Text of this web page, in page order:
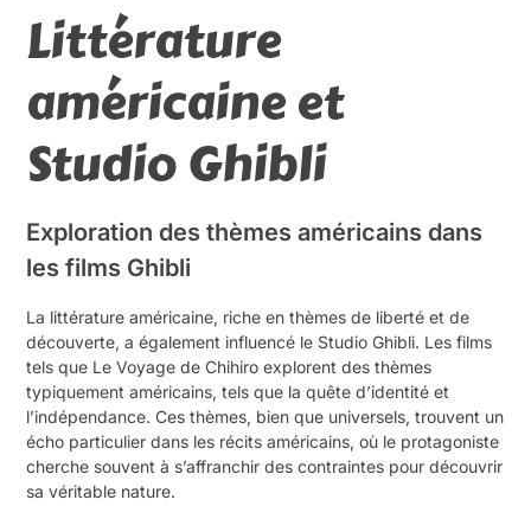
Littérature
américaine et
Studio Ghibli
Exploration des thèmes américains dans
les films Ghibli
La littérature américaine, riche en thèmes de liberté et de
découverte, a également influencé le Studio Ghibli. Les films
tels que Le Voyage de Chihiro explorent des thèmes
typiquement américains, tels que la quête d’identité et
l’indépendance. Ces thèmes, bien que universels, trouvent un
écho particulier dans les récits américains, où le protagoniste
cherche souvent à s’affranchir des contraintes pour découvrir
sa véritable nature.